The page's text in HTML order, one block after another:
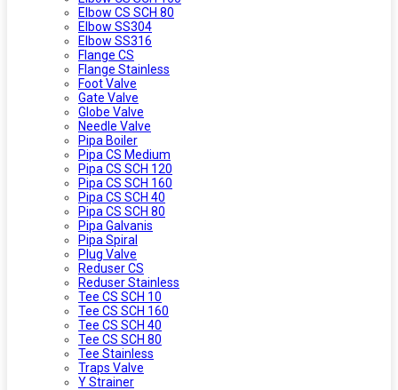
Elbow CS SCH 80
Elbow SS304
Elbow SS316
Flange CS
Flange Stainless
Foot Valve
Gate Valve
Globe Valve
Needle Valve
Pipa Boiler
Pipa CS Medium
Pipa CS SCH 120
Pipa CS SCH 160
Pipa CS SCH 40
Pipa CS SCH 80
Pipa Galvanis
Pipa Spiral
Plug Valve
Reduser CS
Reduser Stainless
Tee CS SCH 10
Tee CS SCH 160
Tee CS SCH 40
Tee CS SCH 80
Tee Stainless
Traps Valve
Y Strainer